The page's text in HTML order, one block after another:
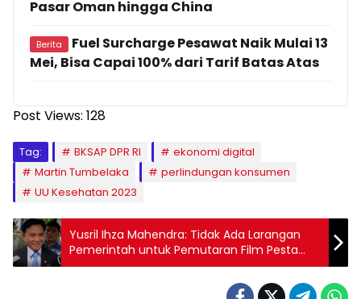
Pasar Oman hingga China
Berita
Fuel Surcharge Pesawat Naik Mulai 13
Mei, Bisa Capai 100% dari Tarif Batas Atas
Post Views: 128
Tag: BKSAP DPR RI
ekonomi digital
Martin Tumbelaka
perlindungan konsumen
UU Kesehatan 2023
Yusril Ihza Mahendra: Tidak Ada Larangan
Pemerintah untuk Pemutaran Film Pesta
Babi